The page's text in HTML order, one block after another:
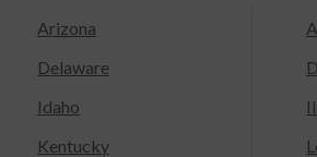
Arizona
Delaware
Idaho
Kentucky